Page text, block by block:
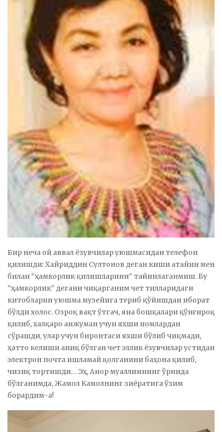
Бир неча ой аввал ёзувчилар уюшмасидан телефон
қилишди: Хайриддин Султонов деган киши атайин мен
билан “ҳамкорлик қилишларини” тайинлаганмиш. Бу
“ҳамкорлик” дегани чиқарганим чет тилларидаги
китобларни уюшма музейига териб қўйишдан иборат
бўлди холос. Озроқ вақт ўтгач, яна бошқалари қўнғироқ
қилиб, халқаро анжуман учун яхши номлардан
сўрашди, улар учун биронтаси яхши бўлиб чиқмади,
ҳатто келиши аниқ бўлган чет эллик ёзувчилар устидан
электрон почта ишламай қолганини баҳона қилиб,
чизиқ тортишди… Эҳ, Анор муаллимнинг ўрнида
бўлганимда, Жамол Камолнинг зиёратига ўзим
борардим-а!